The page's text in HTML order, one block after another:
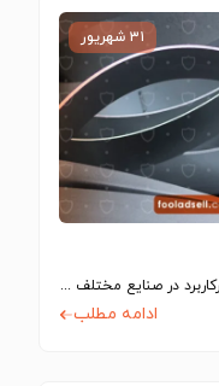
۳۱ شهریور
تسمه آهنی یا تسمه فلزی یکی از مقاطع پرکاربرد در صنایع مختلف مانند ساخت…
ادامه مطلب